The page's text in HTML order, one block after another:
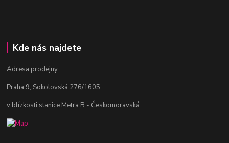
Kde nás najdete
Adresa prodejny:
Praha 9, Sokolovská 276/1605
v blízkosti stanice Metra B - Českomoravská